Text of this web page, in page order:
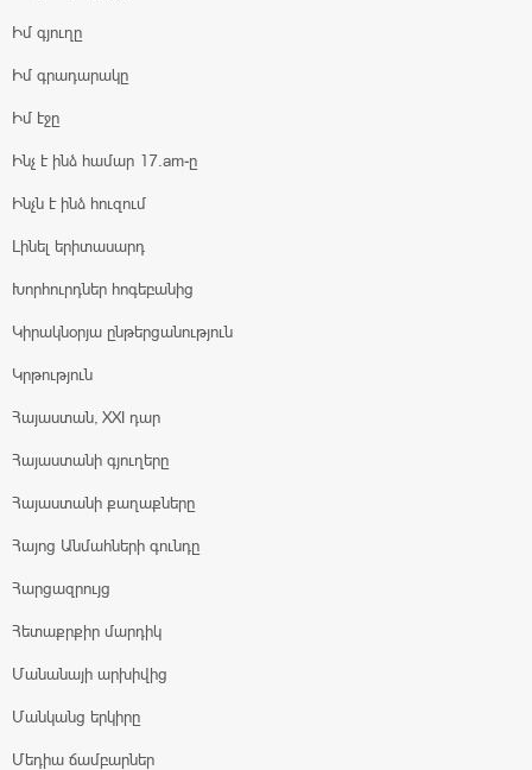
Իմ գյուղը
Իմ գրադարակը
Իմ էջը
Ինչ է ինձ համար 17.am-ը
Ինչն է ինձ հուզում
Լինել երիտասարդ
Խորհուրդներ հոգեբանից
Կիրակնօրյա ընթերցանություն
Կրթություն
Հայաստան, XXI դար
Հայաստանի գյուղերը
Հայաստանի քաղաքները
Հայոց Անմահների գունդը
Հարցազրույց
Հետաքրքիր մարդիկ
Մանանայի արխիվից
Մանկանց երկիրը
Մեդիա ճամբարներ